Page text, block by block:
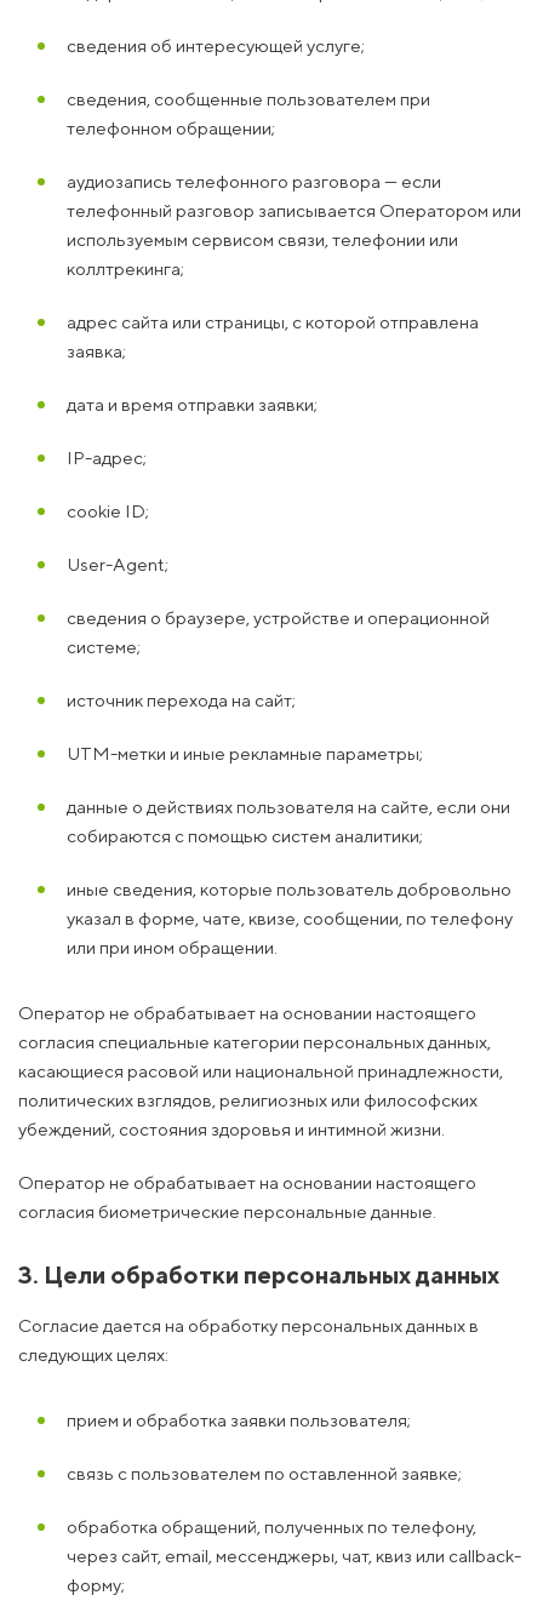
сведения об интересующей услуге;
сведения, сообщенные пользователем при
телефонном обращении;
аудиозапись телефонного разговора — если
телефонный разговор записывается Оператором или
используемым сервисом связи, телефонии или
коллтрекинга;
адрес сайта или страницы, с которой отправлена
заявка;
дата и время отправки заявки;
IP-адрес;
cookie ID;
User-Agent;
сведения о браузере, устройстве и операционной
системе;
источник перехода на сайт;
UTM-метки и иные рекламные параметры;
данные о действиях пользователя на сайте, если они
собираются с помощью систем аналитики;
иные сведения, которые пользователь добровольно
указал в форме, чате, квизе, сообщении, по телефону
или при ином обращении.
Оператор не обрабатывает на основании настоящего
согласия специальные категории персональных данных,
касающиеся расовой или национальной принадлежности,
политических взглядов, религиозных или философских
убеждений, состояния здоровья и интимной жизни.
Оператор не обрабатывает на основании настоящего
согласия биометрические персональные данные.
3. Цели обработки персональных данных
Согласие дается на обработку персональных данных в
следующих целях:
прием и обработка заявки пользователя;
связь с пользователем по оставленной заявке;
обработка обращений, полученных по телефону,
через сайт, email, мессенджеры, чат, квиз или callback-
форму;